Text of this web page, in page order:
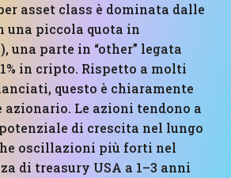
asset class è dominata dalle
una piccola quota in
una parte in “other” legata
1% in cripto. Rispetto a molti
questo è chiaramente
azionario. Le azioni tendono a
di crescita nel lungo
oscillazioni più forti nel
di treasury USA a 1–3 anni